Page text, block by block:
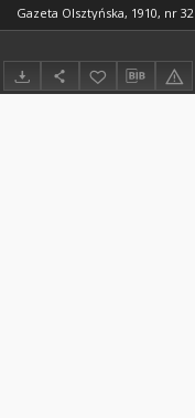
Gazeta Olsztyńska, 1910, nr 32